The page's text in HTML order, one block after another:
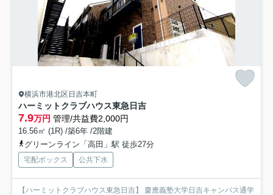
横浜市港北区日吉本町
ハーミットクラブハウス東急日吉
7.9万円 管理/共益費2,000円
16.56㎡ (1R) /築6年 /2階建
グリーンライン「高田」駅 徒歩27分
宅配ボックス 公共下水
【ハーミットクラブハウス東急日吉】 慶應義塾大学日吉キャンパス通学